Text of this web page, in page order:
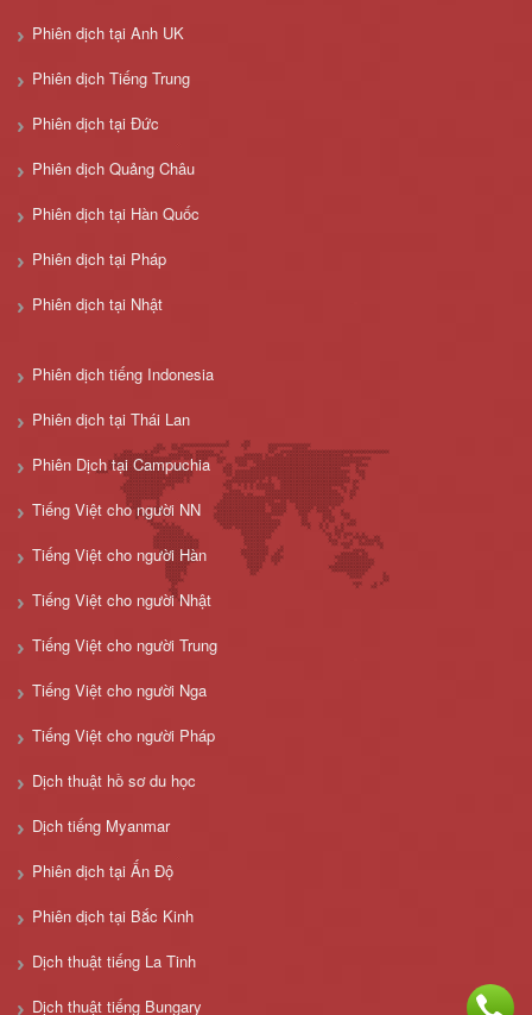
Phiên dịch tại Anh UK
Phiên dịch Tiếng Trung
Phiên dịch tại Đức
Phiên dịch Quảng Châu
Phiên dịch tại Hàn Quốc
Phiên dịch tại Pháp
Phiên dịch tại Nhật
Phiên dịch tiếng Indonesia
Phiên dịch tại Thái Lan
Phiên Dịch tại Campuchia
Tiếng Việt cho người NN
Tiếng Việt cho người Hàn
Tiếng Việt cho người Nhật
Tiếng Việt cho người Trung
Tiếng Việt cho người Nga
Tiếng Việt cho người Pháp
Dịch thuật hồ sơ du học
Dịch tiếng Myanmar
Phiên dịch tại Ấn Độ
Phiên dịch tại Bắc Kinh
Dịch thuật tiếng La Tinh
Dịch thuật tiếng Bungary